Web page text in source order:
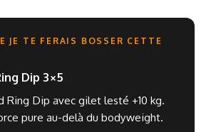
JE TE FERAIS BOSSER CETTE
Dip 3×5
Ring Dip avec gilet lesté +10 kg.
pure au-delà du bodyweight.